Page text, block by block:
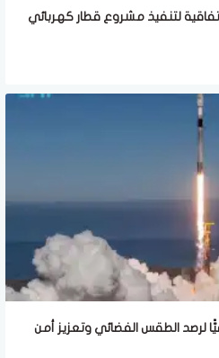
لتنفيذ مشروع قطار كهربائي
لرصد الطقس الفضائي وتعزيز أمن